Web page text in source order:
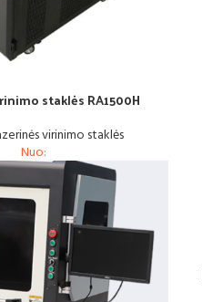
staklės RA1500H
virinimo staklės
Nuo: